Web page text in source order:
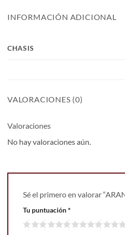
INFORMACIÓN ADICIONAL
CHASIS
VALORACIONES (0)
Valoraciones
No hay valoraciones aún.
Sé el primero en valorar
Tu puntuación*